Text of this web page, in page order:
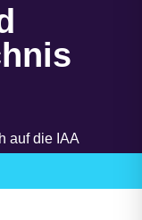
auf die IAA
und
Verfügung.